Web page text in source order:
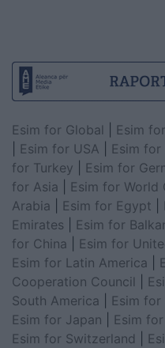
Esim for Global Esim
Esim for USA Esim for
for Turkey
Esim for
for Asia
Esim for World
Arabia
Esim for Egypt
Emirates
Esim for
for China
Esim for
Esim for Latin America
Cooperation Council
South America
Esim for
Esim for Japan
Esim
Esim for Switzerland